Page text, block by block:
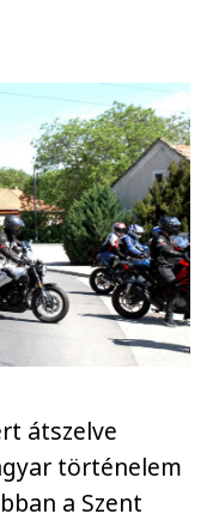
átszelve
történelem
a Szent